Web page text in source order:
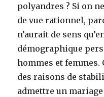
polyandres ? Si on
de vue rationnel,
n’aurait de sens
démographique
hommes et femmes.
des raisons de
admettre un mariage